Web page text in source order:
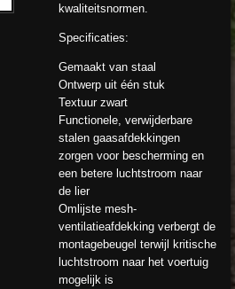
kwaliteitsnormen.
Specificaties:
Gemaakt van staal
Ontwerp uit één stuk
Textuur zwart
Functionele, verwijderbare
stalen gaasafdekkingen
zorgen voor bescherming en
een betere luchtstroom naar
de lier
Omlijste mesh-
ventilatieafdekking verbergt de
montagebeugel terwijl kritische
luchtstroom naar het voertuig
mogelijk is